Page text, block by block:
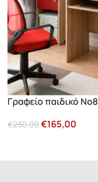
Γραφείο παιδικό Νο8
€230,00€165,00